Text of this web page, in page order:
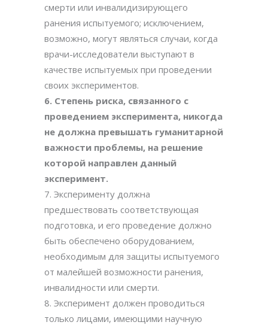
смерти или инвалидизирующего
ранения испытуемого; исключением,
возможно, могут являться случаи, когда
врачи-исследователи выступают в
качестве испытуемых при проведении
своих экспериментов.
6. Степень риска, связанного с
проведением эксперимента, никогда
не должна превышать гуманитарной
важности проблемы, на решение
которой направлен данный
эксперимент.
7. Эксперименту должна
предшествовать соответствующая
подготовка, и его проведение должно
быть обеспечено оборудованием,
необходимым для защиты испытуемого
от малейшей возможности ранения,
инвалидности или смерти.
8. Эксперимент должен проводиться
только лицами, имеющими научную